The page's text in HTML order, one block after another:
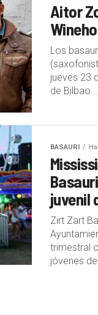
Aitor
Los
jueves 23
de Bilbao...
BASAURI
juvenil
Zirt Zart
trimestral
jóvenes de